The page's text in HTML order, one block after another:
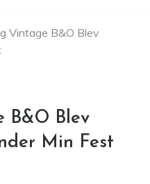
Vintage B&O Blev
B&O Blev
Min Fest